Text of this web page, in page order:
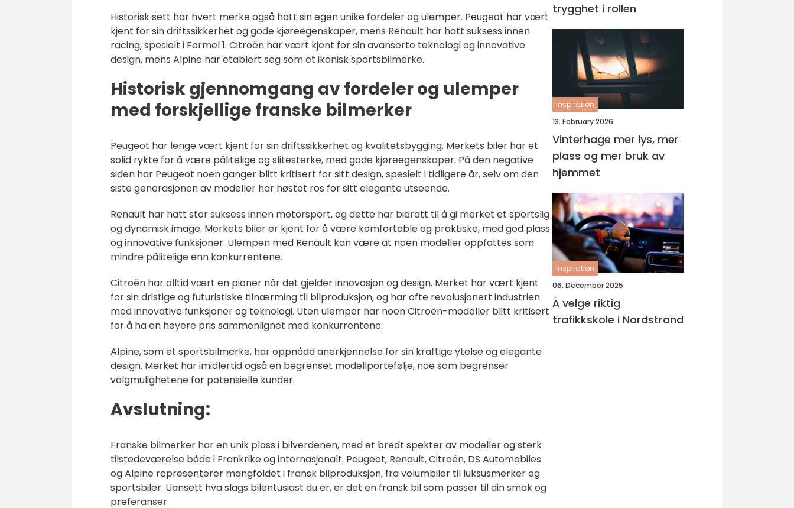
Historisk sett har hvert merke også hatt sin egen unike fordeler og ulemper. Peugeot har vært
kjent for sin driftssikkerhet og gode kjøreegenskaper, mens Renault har hatt suksess innen
racing, spesielt i Formel 1. Citroën har vært kjent for sin avanserte teknologi og innovative
design, mens Alpine har etablert seg som et ikonisk sportsbilmerke.
Historisk gjennomgang av fordeler og ulemper
med forskjellige franske bilmerker
Peugeot har lenge vært kjent for sin driftssikkerhet og kvalitetsbygging. Merkets biler har et
solid rykte for å være pålitelige og slitesterke, med gode kjøreegenskaper. På den negative
siden har Peugeot noen ganger blitt kritisert for sitt design, spesielt i tidligere år, selv om den
siste generasjonen av modeller har høstet ros for sitt elegante utseende.
Renault har hatt stor suksess innen motorsport, og dette har bidratt til å gi merket et sportslig
og dynamisk image. Merkets biler er kjent for å være komfortable og praktiske, med god plass
og innovative funksjoner. Ulempen med Renault kan være at noen modeller oppfattes som
mindre pålitelige enn konkurrentene.
Citroën har alltid vært en pioner når det gjelder innovasjon og design. Merket har vært kjent
for sin dristige og futuristiske tilnærming til bilproduksjon, og har ofte revolusjonert industrien
med innovative funksjoner og teknologi. Uten ulemper har noen Citroën-modeller blitt kritisert
for å ha en høyere pris sammenlignet med konkurrentene.
Alpine, som et sportsbilmerke, har oppnådd anerkjennelse for sin kraftige ytelse og elegante
design. Merket har imidlertid også en begrenset modellportefølje, noe som begrenser
valgmulighetene for potensielle kunder.
Avslutning:
Franske bilmerker har en unik plass i bilverdenen, med et bredt spekter av modeller og sterk
tilstedeværelse både i Frankrike og internasjonalt. Peugeot, Renault, Citroën, DS Automobiles
og Alpine representerer mangfoldet i fransk bilproduksjon, fra volumbiler til luksusmerker og
sportsbiler. Uansett hva slags bilentusiast du er, er det en fransk bil som passer til din smak og
preferanser.
trygghet i rollen
inspiration
13. February 2026
Vinterhage mer lys, mer
plass og mer bruk av
hjemmet
inspiration
06. December 2025
Å velge riktig
trafikkskole i Nordstrand